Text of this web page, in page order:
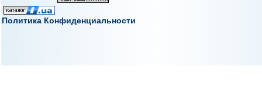
Политика Конфиденциальности